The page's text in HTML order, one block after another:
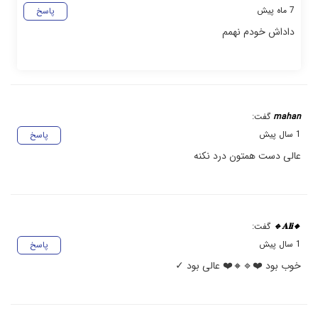
پاسخ
7 ماه پیش
داداش خودم نهمم
mahan گفت:
پاسخ
1 سال پیش
عالی دست همتون درد نکنه
🔸𝐀𝐥𝐢🔹
گفت:
پاسخ
1 سال پیش
خوب بود ❤️🔹🔸❤️ عالی بود ✓